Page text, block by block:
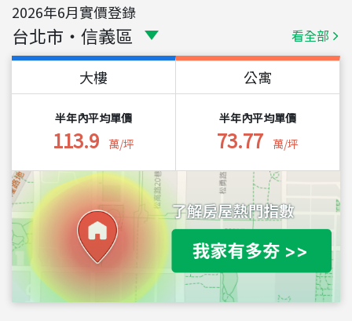
2026年6月實價登錄
台北市 ・ 信義區 看全部
大樓
半年內平均單價
113.9 萬/坪
公寓
半年內平均單價
73.77 萬/坪